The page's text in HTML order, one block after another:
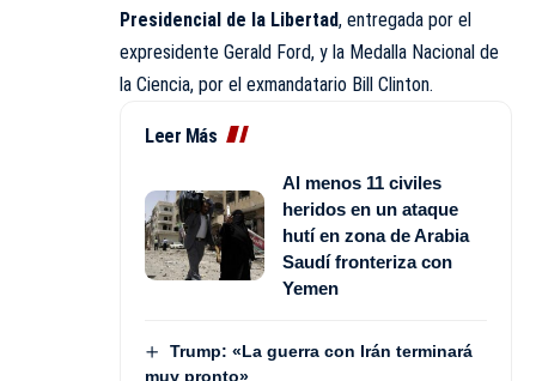
Presidencial de la Libertad, entregada por el
expresidente Gerald Ford, y la Medalla Nacional de
la Ciencia, por el exmandatario Bill Clinton.
Leer Más
Al menos 11 civiles
heridos en un ataque
hutí en zona de Arabia
Saudí fronteriza con
Yemen
Trump: «La guerra con Irán terminará
muy pronto»